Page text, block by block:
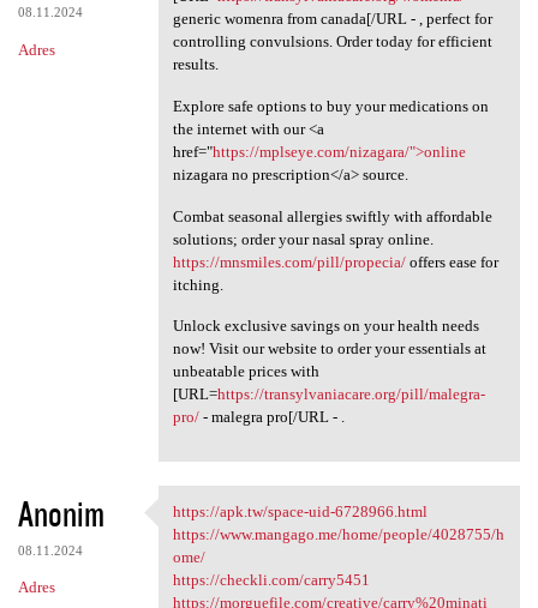
08.11.2024
Adres
generic womenra from canada[/URL - , perfect for
controlling convulsions. Order today for efficient
results.
Explore safe options to buy your medications on
the internet with our <a
href="https://mplseye.com/nizagara/">online
nizagara no prescription</a> source.
Combat seasonal allergies swiftly with affordable
solutions; order your nasal spray online.
https://mnsmiles.com/pill/propecia/offers ease for
itching.
Unlock exclusive savings on your health needs
now! Visit our website to order your essentials at
unbeatable prices with
[URL=https://transylvaniacare.org/pill/malegra-
pro/- malegra pro[/URL - .
Anonim
08.11.2024
Adres
https://apk.tw/space-uid
https://apk.tw/space-uid-6728966.html
https://www.mangago.me/home/people/4028755/h
ome/
https://checkli.com/carry5451
https://morguefile.com/creative/carry%20minati